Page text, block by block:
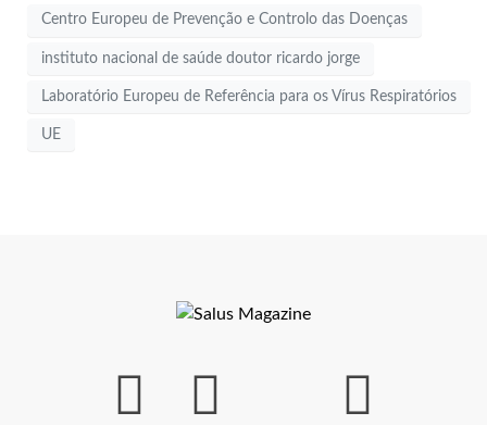
Centro Europeu de Prevenção e Controlo das Doenças
instituto nacional de saúde doutor ricardo jorge
Laboratório Europeu de Referência para os Vírus Respiratórios
UE